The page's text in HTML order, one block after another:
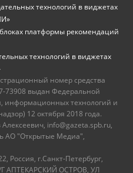
технологий в виджетах
платформы рекомендаций
технологий в виджетах
номер средства
выдан Федеральной
информационных технологий и
12 октября 2018 года.
info@gazeta.spb.ru,
АО "Открытые Медиа",
Россия, г.Санкт-Петербург,
АПТЕКАРСКИЙ ОСТРОВ, УЛ